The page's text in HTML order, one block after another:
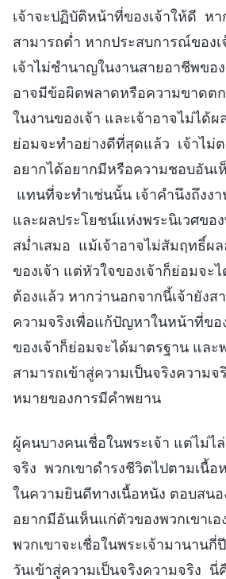
เจ้าจะปฏิบัติหน้าที่ของเจ้าให้ดี หา
สามารถต่ำ หากประสบการณ์ของ
เจ้าไม่ชำนาญในงานสายอาชีพขอ
อาจมีข้อผิดพลาดหรือความขาดตก
ในงานของเจ้า และเจ้าอาจไม่ได้
ย่อมจะทำอย่างดีที่สุดแล้ว เจ้าไม่
อยากได้อยากมีหรือความชอบอันเ
แทนที่จะทำเช่นนั้น เจ้าคำนึงถึงง
และผลประโยชน์แห่งพระนิเวศของ
สม่ำเสมอ แม้เจ้าอาจไม่สัมฤทธิ์ผ
ของเจ้า แต่หัวใจของเจ้าก็ย่อมจะ
ต้องแล้ว หากว่านอกจากนี้เจ้ายังส
ความจริงเพื่อแก้ปัญหาในหน้าที่ขอ
ของเจ้าก็ย่อมจะได้มาตรฐาน และ
สามารถเข้าสู่ความเป็นจริงความ
หมายของการมีคำพยาน
ผู้คนบางคนเชื่อในพระเจ้า แต่ไม่ไ
จริง พวกเขาดำรงชีวิตไปตามเนื้อ
ในความยินดีทางเนื้อหนัง ตอบสน
อยากมีอันเห็นแก่ตัวของพวกเขาเ
พวกเขาจะเชื่อในพระเจ้ามานาน
วันเข้าสู่ความเป็นจริงความจริง นี่